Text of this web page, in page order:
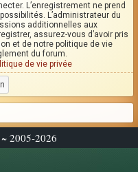
L’enregistrement ne prend
L’administrateur du
additionnelles aux
assurez-vous d’avoir pris
et de notre politique de vie
du forum.
de vie privée
2005-2026